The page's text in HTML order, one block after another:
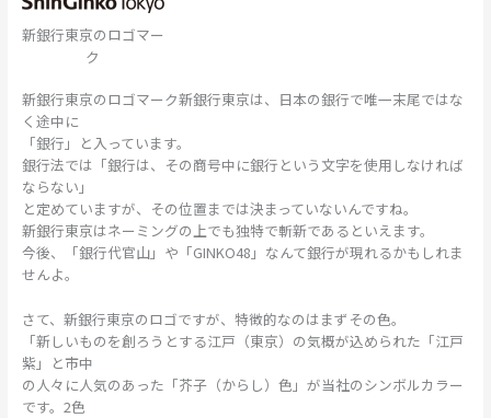
新銀行東京のロゴマー
ク
新銀行東京のロゴマーク新銀行東京は、日本の銀行で唯一末尾ではな
く途中に
「銀行」と入っています。
銀行法では「銀行は、その商号中に銀行という文字を使用しなければ
ならない」
と定めていますが、その位置までは決まっていないんですね。
新銀行東京はネーミングの上でも独特で斬新であるといえます。
今後、「銀行代官山」や「GINKO48」なんて銀行が現れるかもしれま
せんよ。
さて、新銀行東京のロゴですが、特徴的なのはまずその色。
「新しいものを創ろうとする江戸（東京）の気概が込められた「江戸
紫」と市中
の人々に人気のあった「芥子（からし）色」が当社のシンボルカラー
です。2色